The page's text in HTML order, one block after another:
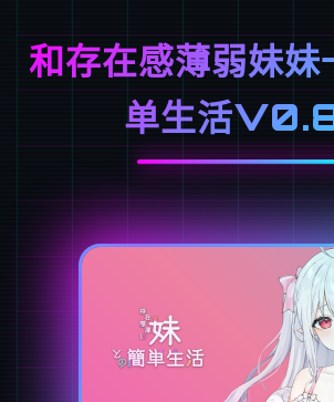
和存在感薄弱妹妹
单生活